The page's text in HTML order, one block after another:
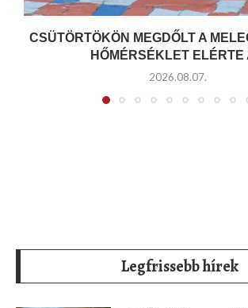
CSÜTÖRTÖKÖN MEGDŐLT A
HŐMÉRSÉKLET ELÉRTE
2026.08.07.
Legfrissebb hírek